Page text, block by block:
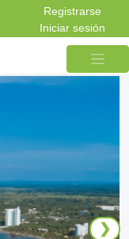
Registrarse
Iniciar sesión
❯